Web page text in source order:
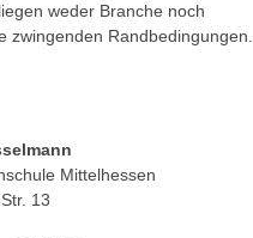
weder Branche noch
zwingenden Randbedingungen.
Mittelhessen
13